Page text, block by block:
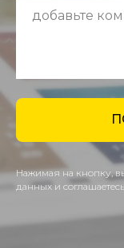
Нажимая на кнопку,
данных и соглашаетесь